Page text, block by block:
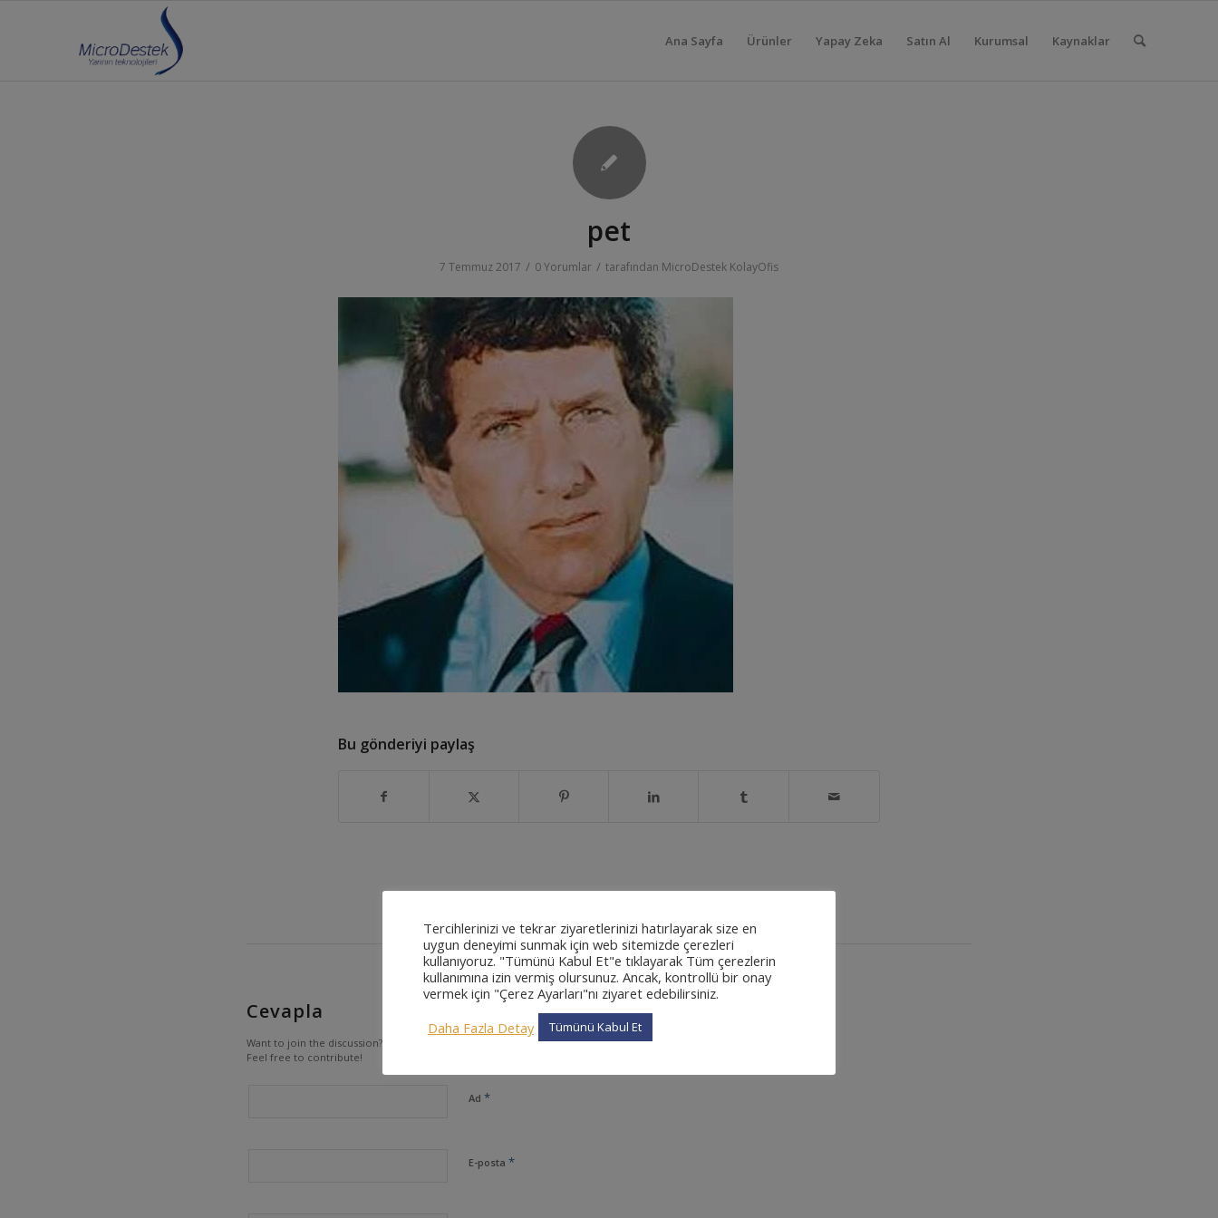
Ana Sayfa Ürünler Yapay Zeka Satın Al Kurumsal Kaynaklar
pet
7 Temmuz 2017 / 0 Yorumlar / tarafından MicroDestek KolayOfis
Bu gönderiyi paylaş
0
CEVAPLAR
Cevapla
Want to join the discussion?
Feel free to contribute!
Ad *
E-posta *
Tercihlerinizi ve tekrar ziyaretlerinizi hatırlayarak size en
uygun deneyimi sunmak için web sitemizde çerezleri
kullanıyoruz. "Tümünü Kabul Et"e tıklayarak Tüm çerezlerin
kullanımına izin vermiş olursunuz. Ancak, kontrollü bir onay
vermek için "Çerez Ayarları"nı ziyaret edebilirsiniz.
Daha Fazla Detay
Tümünü Kabul Et